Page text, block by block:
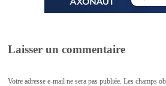
Laisser un commentaire
Votre adresse e-mail ne sera pas publiée. Les champs